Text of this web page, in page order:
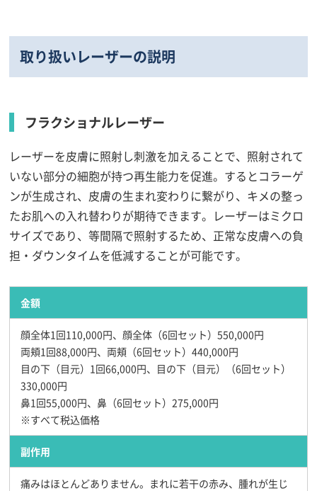
取り扱いレーザーの説明
フラクショナルレーザー
レーザーを皮膚に照射し刺激を加えることで、照射されて
いない部分の細胞が持つ再生能力を促進。するとコラーゲ
ンが生成され、皮膚の生まれ変わりに繋がり、キメの整っ
たお肌への入れ替わりが期待できます。レーザーはミクロ
サイズであり、等間隔で照射するため、正常な皮膚への負
担・ダウンタイムを低減することが可能です。
金額
顔全体1回110,000円、顔全体（6回セット）550,000円
両頬1回88,000円、両頬（6回セット）440,000円
目の下（目元）1回66,000円、目の下（目元）（6回セット）
330,000円
鼻1回55,000円、鼻（6回セット）275,000円
※すべて税込価格
副作用
痛みはほとんどありません。まれに若干の赤み、腫れが生じ